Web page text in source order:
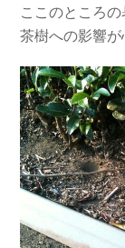
ここのところ
茶樹への影響が